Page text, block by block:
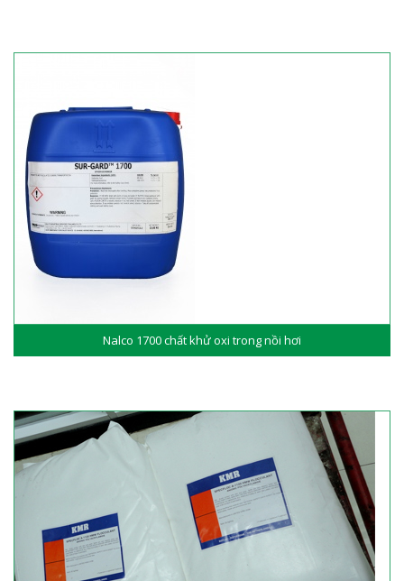
Nalco 1700 chất khử oxi trong nồi hơi